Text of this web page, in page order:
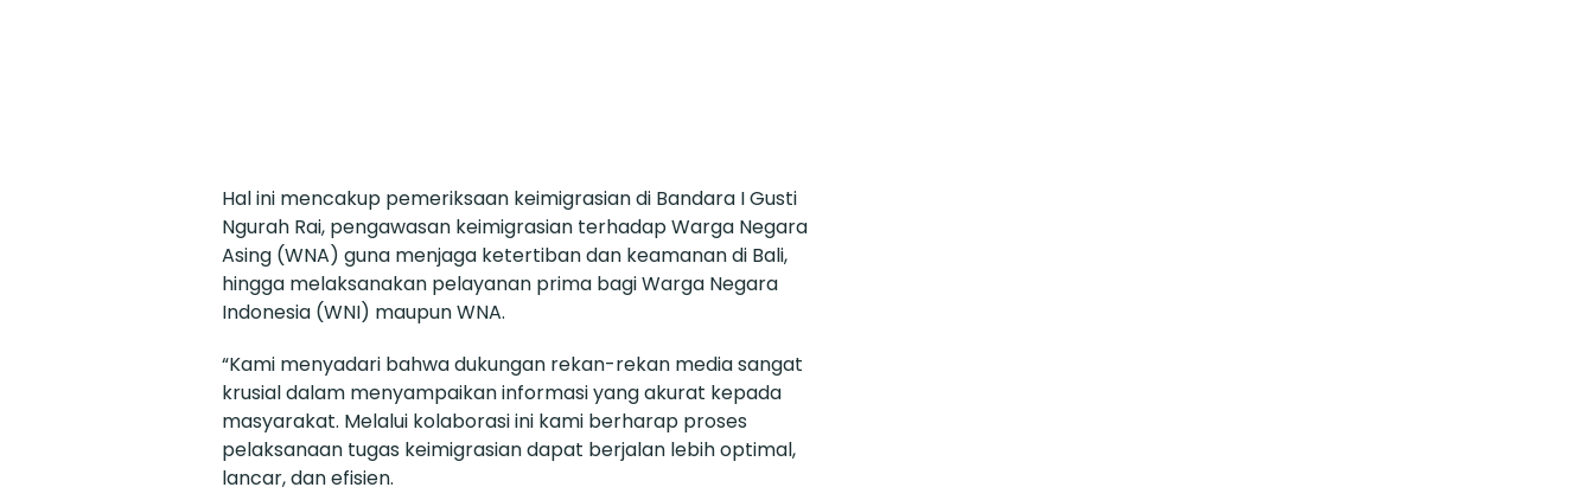
Hal ini mencakup pemeriksaan keimigrasian di Bandara I Gusti
Ngurah Rai, pengawasan keimigrasian terhadap Warga Negara
Asing (WNA) guna menjaga ketertiban dan keamanan di Bali,
hingga melaksanakan pelayanan prima bagi Warga Negara
Indonesia (WNI) maupun WNA.
“Kami menyadari bahwa dukungan rekan-rekan media sangat
krusial dalam menyampaikan informasi yang akurat kepada
masyarakat. Melalui kolaborasi ini kami berharap proses
pelaksanaan tugas keimigrasian dapat berjalan lebih optimal,
lancar, dan efisien.